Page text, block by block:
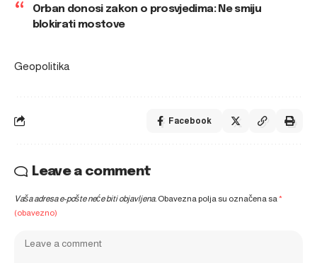
Orban donosi zakon o prosvjedima: Ne smiju
blokirati mostove
Geopolitika
Facebook
Leave a comment
Vaša adresa e-pošte neće biti objavljena. Obavezna polja su označena sa *
(obavezno)